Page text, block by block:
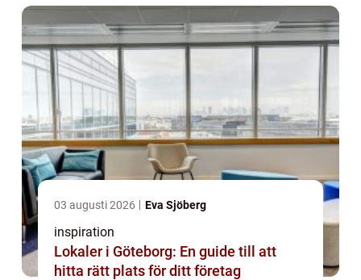
03 augusti 2026 Eva Sjöberg
inspiration
Lokaler i Göteborg: En guide till att
hitta rätt plats för ditt företag